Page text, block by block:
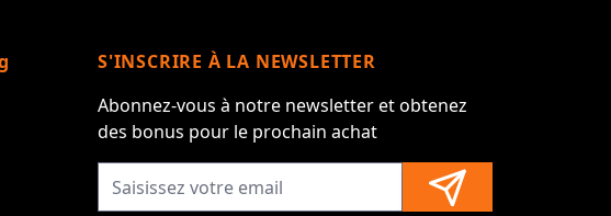
S'INSCRIRE À LA NEWSLETTER
Abonnez-vous à notre newsletter et obtenez
des bonus pour le prochain achat